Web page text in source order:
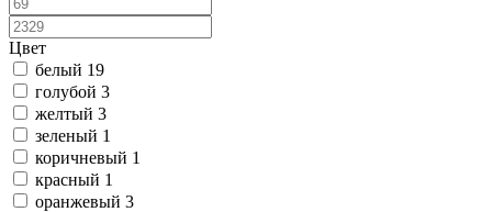
Цвет
белый 19
голубой 3
желтый 3
зеленый 1
коричневый 1
красный 1
оранжевый 3